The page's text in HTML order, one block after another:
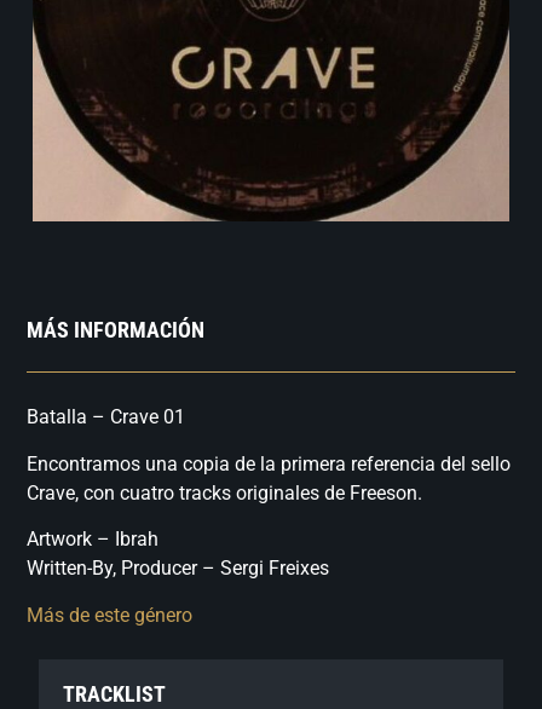
MÁS INFORMACIÓN
Batalla – Crave 01
Encontramos una copia de la primera referencia del sello
Crave, con cuatro tracks originales de Freeson.
Artwork – Ibrah
Written-By, Producer – Sergi Freixes
Más de este género
TRACKLIST